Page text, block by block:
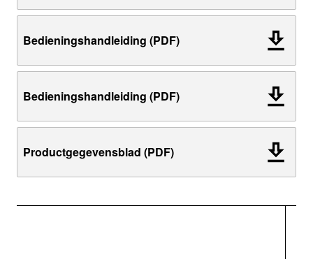
Bedieningshandleiding (PDF)
Bedieningshandleiding (PDF)
Productgegevensblad (PDF)